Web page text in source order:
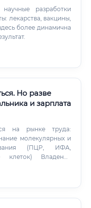
разработки
лекарства, вакцины,
более динамична
Но разве
и зарплата
на рынке труда:
(ПЦР, ИФА,
Владение